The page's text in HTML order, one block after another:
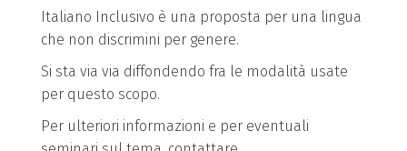
Italiano Inclusivo è una proposta per una lingua
che non discrimini per genere.
Si sta via via diffondendo fra le modalità usate
per questo scopo.
Per ulteriori informazioni e per eventuali